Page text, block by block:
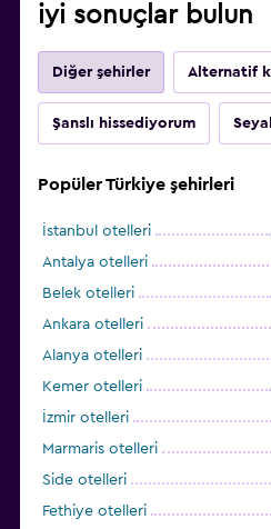
iyi sonuçlar bulun
Diğer şehirler Alternatif
Şanslı hissediyorum
Popüler Türkiye şehirleri
İstanbul otelleri
Antalya otelleri
Belek otelleri
Ankara otelleri
Alanya otelleri
Kemer otelleri
İzmir otelleri
Marmaris otelleri
Side otelleri
Fethiye otelleri